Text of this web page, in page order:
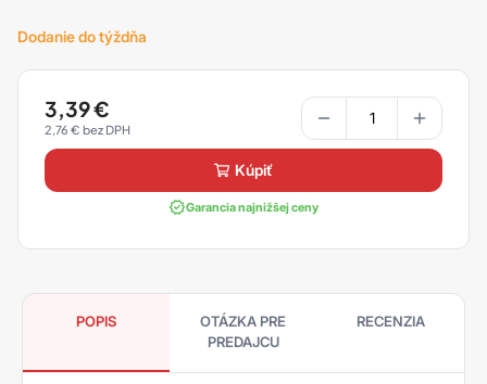
Dodanie do týždňa
3,39€
2,76 €
kúpiť
Garancia najnižšej ceny
POPIS
OTÁZKA PRE
PREDAJCU
RECENZIA